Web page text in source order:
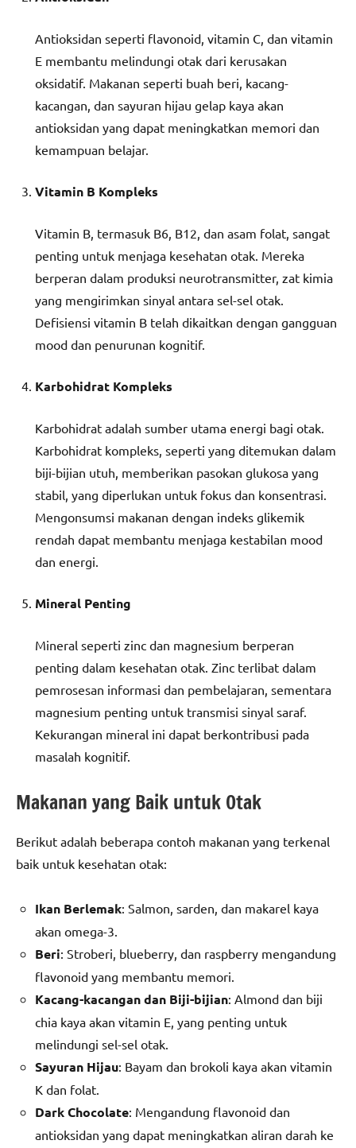
Antioksidan seperti flavonoid, vitamin C, dan vitamin
E membantu melindungi otak dari kerusakan
oksidatif. Makanan seperti buah beri, kacang-
kacangan, dan sayuran hijau gelap kaya akan
antioksidan yang dapat meningkatkan memori dan
kemampuan belajar.
Vitamin B Kompleks
Vitamin B, termasuk B6, B12, dan asam folat, sangat
penting untuk menjaga kesehatan otak. Mereka
berperan dalam produksi neurotransmitter, zat kimia
yang mengirimkan sinyal antara sel-sel otak.
Defisiensi vitamin B telah dikaitkan dengan gangguan
mood dan penurunan kognitif.
Karbohidrat Kompleks
Karbohidrat adalah sumber utama energi bagi otak.
Karbohidrat kompleks, seperti yang ditemukan dalam
biji-bijian utuh, memberikan pasokan glukosa yang
stabil, yang diperlukan untuk fokus dan konsentrasi.
Mengonsumsi makanan dengan indeks glikemik
rendah dapat membantu menjaga kestabilan mood
dan energi.
Mineral Penting
Mineral seperti zinc dan magnesium berperan
penting dalam kesehatan otak. Zinc terlibat dalam
pemrosesan informasi dan pembelajaran, sementara
magnesium penting untuk transmisi sinyal saraf.
Kekurangan mineral ini dapat berkontribusi pada
masalah kognitif.
Makanan yang Baik untuk Otak
Berikut adalah beberapa contoh makanan yang terkenal
baik untuk kesehatan otak:
Ikan Berlemak: Salmon, sarden, dan makarel kaya
akan omega-3.
Beri: Stroberi, blueberry, dan raspberry mengandung
flavonoid yang membantu memori.
Kacang-kacangan dan Biji-bijian: Almond dan biji
chia kaya akan vitamin E, yang penting untuk
melindungi sel-sel otak.
Sayuran Hijau: Bayam dan brokoli kaya akan vitamin
K dan folat.
Dark Chocolate: Mengandung flavonoid dan
antioksidan yang dapat meningkatkan aliran darah ke